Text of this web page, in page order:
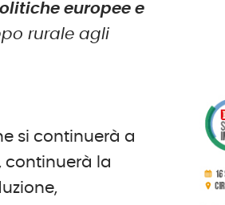
europee e
rurale agli
si continuerà a
continuerà la